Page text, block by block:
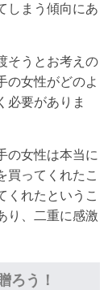
しまう傾向にあ
そうとお考えの
の女性がどのよ
必要がありま
の女性は本当に
買ってくれたこ
くれたというこ
り、二重に感激
ろう！